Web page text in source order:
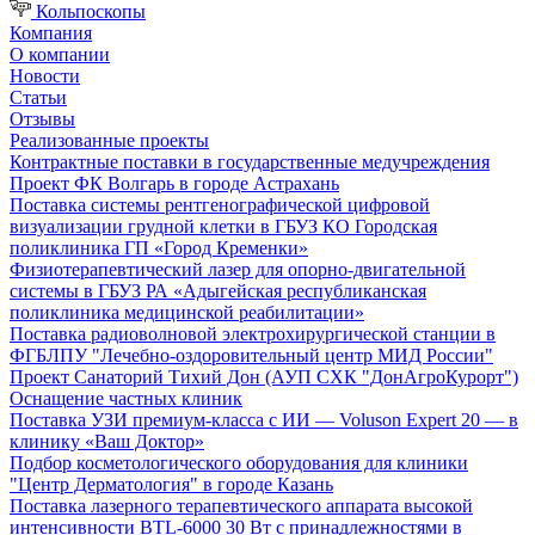
Кольпоскопы
Компания
О компании
Новости
Статьи
Отзывы
Реализованные проекты
Контрактные поставки в государственные медучреждения
Проект ФК Волгарь в городе Астрахань
Поставка системы рентгенографической цифровой
визуализации грудной клетки в ГБУЗ КО Городская
поликлиника ГП «Город Кременки»
Физиотерапевтический лазер для опорно-двигательной
системы в ГБУЗ РА «Адыгейская республиканская
поликлиника медицинской реабилитации»
Поставка радиоволновой электрохирургической станции в
ФГБЛПУ "Лечебно-оздоровительный центр МИД России"
Проект Санаторий Тихий Дон (АУП СХК "ДонАгроКурорт")
Оснащение частных клиник
Поставка УЗИ премиум-класса с ИИ — Voluson Expert 20 — в
клинику «Ваш Доктор»
Подбор косметологического оборудования для клиники
"Центр Дерматология" в городе Казань
Поставка лазерного терапевтического аппарата высокой
интенсивности BTL-6000 30 Вт с принадлежностями в